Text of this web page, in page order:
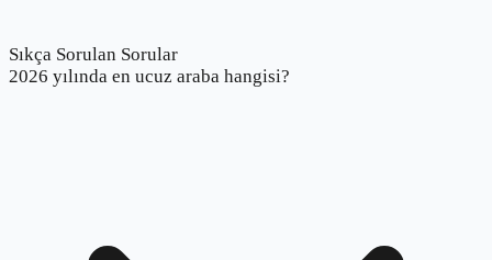
Sıkça Sorulan Sorular
2026 yılında en ucuz araba hangisi?